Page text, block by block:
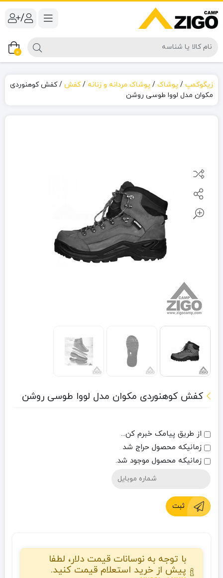
/
0
زیگوکمپ / پوشاک / پوشاک مردانه و زنانه /کفش /کفش کوهنوردی
مکوان مدل لووا طوسی روشن
کفش کوهنوردی مکوان مدل لووا طوسی روشن
از طریق پیامک خبرم کن...
زمانیکه محصول حراج شد
زمانیکه محصول موجود شد.
ثبت
با توجه به نوسانات قیمت دلار، لطفا
پیش از خرید استعلام قیمت کنید.